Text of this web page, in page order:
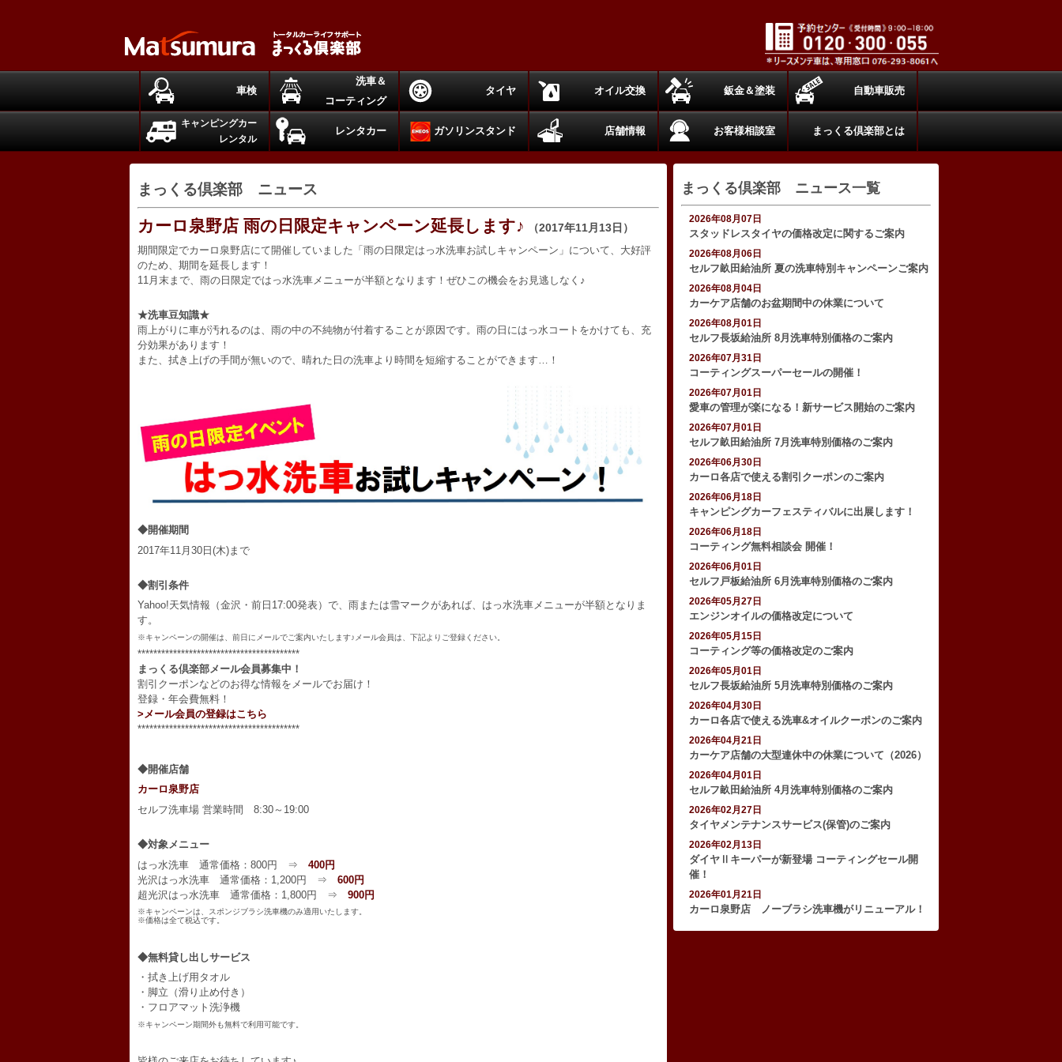
車検
洗車＆
コーティング
タイヤ オイル交換 鈑金＆塗装 自動車販売
キャンピングカー
レンタル
レンタカー ガソリンスタンド 店舗情報 お客様相談室 まっくる倶楽部とは
まっくる倶楽部 ニュース
カーロ泉野店 雨の日限定キャンペーン延長します♪ （2017年11月13日）
期間限定でカーロ泉野店にて開催していました「雨の日限定はっ水洗車お試しキャンペーン」について、大好評
のため、期間を延長します！
11月末まで、雨の日限定ではっ水洗車メニューが半額となります！ぜひこの機会をお見逃しなく♪
★洗車豆知識★
雨上がりに車が汚れるのは、雨の中の不純物が付着することが原因です。雨の日にはっ水コートをかけても、充
分効果があります！
また、拭き上げの手間が無いので、晴れた日の洗車より時間を短縮することができます…！
◆開催期間
2017年11月30日(木)まで
◆割引条件
Yahoo!天気情報（金沢・前日17:00発表）で、雨または雪マークがあれば、はっ水洗車メニューが半額となりま
す。
※キャンペーンの開催は、前日にメールでご案内いたします♪メール会員は、下記よりご登録ください。
*****************************************
まっくる倶楽部メール会員募集中！
割引クーポンなどのお得な情報をメールでお届け！
登録・年会費無料！
>メール会員の登録はこちら
*****************************************
◆開催店舗
カーロ泉野店
セルフ洗車場 営業時間 8:30～19:00
◆対象メニュー
はっ水洗車 通常価格：800円 ⇒ 400円
光沢はっ水洗車 通常価格：1,200円 ⇒ 600円
超光沢はっ水洗車 通常価格：1,800円 ⇒ 900円
※キャンペーンは、スポンジブラシ洗車機のみ適用いたします。
※価格は全て税込です。
◆無料貸し出しサービス
・拭き上げ用タオル
・脚立（滑り止め付き）
・フロアマット洗浄機
※キャンペーン期間外も無料で利用可能です。
まっくる倶楽部 ニュース一覧
2026年08月07日
スタッドレスタイヤの価格改定に関するご案内
2026年08月06日
セルフ畝田給油所 夏の洗車特別キャンペーンご案内
2026年08月04日
カーケア店舗のお盆期間中の休業について
2026年08月01日
セルフ長坂給油所 8月洗車特別価格のご案内
2026年07月31日
コーティングスーパーセールの開催！
2026年07月01日
愛車の管理が楽になる！新サービス開始のご案内
2026年07月01日
セルフ畝田給油所 7月洗車特別価格のご案内
2026年06月30日
カーロ各店で使える割引クーポンのご案内
2026年06月18日
キャンピングカーフェスティバルに出展します！
2026年06月18日
コーティング無料相談会 開催！
2026年06月01日
セルフ戸板給油所 6月洗車特別価格のご案内
2026年05月27日
エンジンオイルの価格改定について
2026年05月15日
コーティング等の価格改定のご案内
2026年05月01日
セルフ長坂給油所 5月洗車特別価格のご案内
2026年04月30日
カーロ各店で使える洗車&オイルクーポンのご案内
2026年04月21日
カーケア店舗の大型連休中の休業について（2026）
2026年04月01日
セルフ畝田給油所 4月洗車特別価格のご案内
2026年02月27日
タイヤメンテナンスサービス(保管)のご案内
2026年02月13日
ダイヤⅡキーパーが新登場 コーティングセール開
催！
2026年01月21日
カーロ泉野店 ノーブラシ洗車機がリニューアル！